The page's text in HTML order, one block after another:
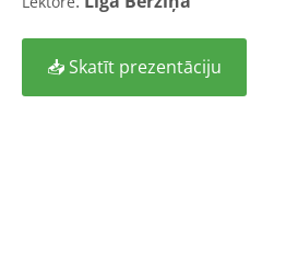
📥 Skatīt prezentāciju